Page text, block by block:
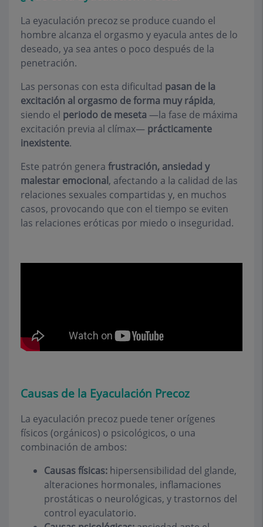
La eyaculación precoz se produce cuando el
hombre alcanza el orgasmo y eyacula antes de lo
deseado, ya sea antes o poco después de la
penetración.
Las personas con esta dificultad pasan de la
excitación al orgasmo de forma muy rápida,
siendo el periodo de meseta —la fase de máxima
excitación previa al clímax— prácticamente
inexistente.
Este patrón genera frustración, ansiedad y
malestar emocional, afectando a la calidad de las
relaciones sexuales compartidas y, en muchos
casos, provocando que con el tiempo se eviten
las relaciones eróticas por miedo o inseguridad.
Causas de la Eyaculación Precoz
La eyaculación precoz puede tener orígenes
físicos (orgánicos) o psicológicos, o una
combinación de ambos:
Causas físicas: hipersensibilidad del glande,
alteraciones hormonales, inflamaciones
prostáticas o neurológicas, y trastornos del
control eyaculatorio.